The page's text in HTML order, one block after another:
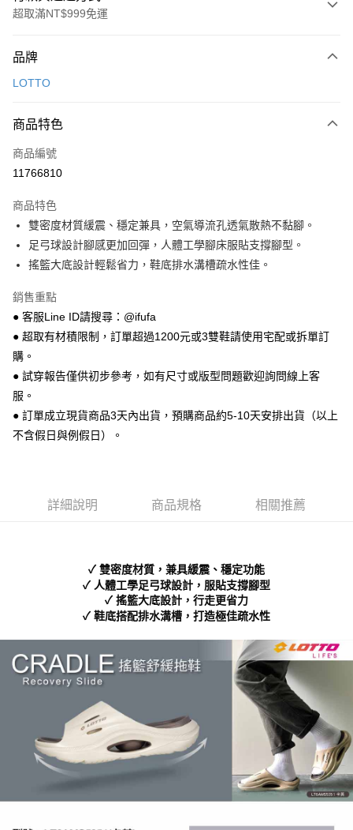
超取滿NT$999免運
信用卡一次付款
LINE Pay
Apple Pay
悠遊付
Google Pay
全盈+PAY
AFTEE先享後付
相關說明
【關於「AFTEE先享後付」】
AFTEE先享後付是「在收到商品之後才付款」的支付方式。 讓您購物簡單
１．簡單：不需註冊會員、不需綁卡、不需儲值。
２．便利：只要手機號碼，簡訊認證，即可結帳。
３．安心：先確認商品／服務後，再付款。
【「AFTEE先享後付」結帳流程】
ATM／網路銀行／等多元方式進行付款，方視為交易完成。
※ 交易是否成功請以「AFTEE先享後付 」之結帳頁面顯示為準，若有關於
是否繳費成功／繳費後需取消欲退款等相關疑問，請聯繫「AFTEE先享後付
https://netprotections.freshdesk.com/support/home
易，需依本服務之必要範圍內提供個人資料，並將交易相關給付款項請求債
權轉讓予恩沛科技股份有限公司。
２．關於個人資料處理事宜，請瀏覽以下網址：
３．未成年的使用者請事先徵得法定代理人或監護人之同意方可使用
「AFTEE先享後付」，若未經同意申辦者引起之損失，本公司不負相關責
４．使用「AFTEE先享後付」時，將依據個別帳號之用戶狀況，依本公司即
時審查核予不同之上限額度；若仍有額度不足之情形，本公司將視審查結果
請求用戶進行身份認證。
５．嚴禁一人註冊多個帳號或使用他人資訊註冊。若發現惡意使用之情形，
ATM付款
全家 取貨付款
每筆NT$70，滿NT$999(含以上)免運費
7-11 取貨付款
付款後 7-11取貨
每筆NT$70，滿NT$999(含以上)免運費
每筆NT$90，滿NT$999(含以上)免運費
海外宅配
品牌
LOTTO
商品特色
商品編號
11766810
商品特色
雙密度材質緩震、穩定兼具，空氣導流孔透氣散熱不黏腳。
足弓球設計腳感更加回彈，人體工學腳床服貼支撐腳型。
搖籃大底設計輕鬆省力，鞋底排水溝槽疏水性佳。
銷售重點
● 客服Line ID請搜尋：@ifufa
● 超取有材積限制，訂單超過1200元或3雙鞋請使用宅配或拆單訂
購。
● 試穿報告僅供初步參考，如有尺寸或版型問題歡迎詢問線上客
服。
● 訂單成立現貨商品3天內出貨，預購商品約5-10天安排出貨（以上
不含假日與例假日）。
詳細說明 商品規格 相關推薦
✓ 雙密度材質，兼具緩震、穩定功能
✓ 人體工學足弓球設計，服貼支撐腳型
✓ 搖籃大底設計，行走更省力
✓ 鞋底搭配排水溝槽，打造極佳疏水性